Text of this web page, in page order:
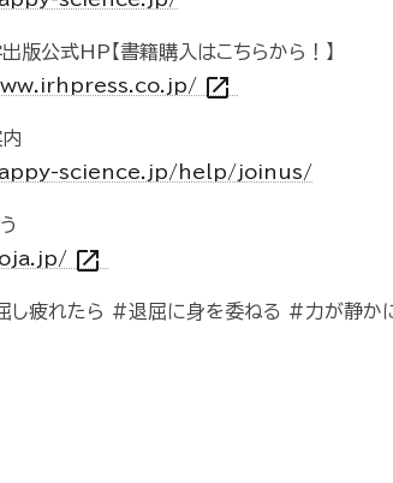
版公式HP【書籍購入はこちらから！】
open_in_new
science.jp/help/joinus/
open_in_new
し疲れたら #退屈に身を委ねる #力が静か